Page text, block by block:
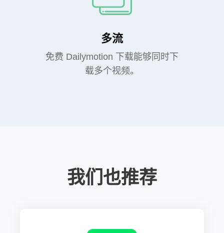
多流
免费 Dailymotion 下载能够同时下
载多个视频。
我们也推荐